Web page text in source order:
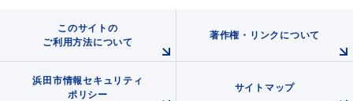
このサイトの
ご利用方法について
著作権・リンクについて
浜田市情報セキュリティ
ポリシー
サイトマップ